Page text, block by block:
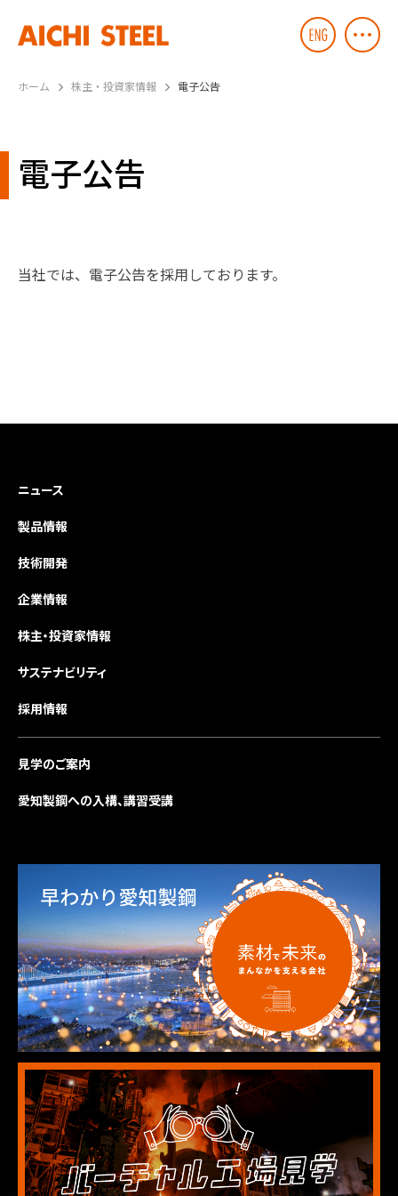
ホーム 株主・投資家情報 電子公告
電子公告
当社では、電子公告を採用しております。
ニュース
製品情報
技術開発
企業情報
株主・投資家情報
サステナビリティ
採用情報
見学のご案内
愛知製鋼への入構、講習受講